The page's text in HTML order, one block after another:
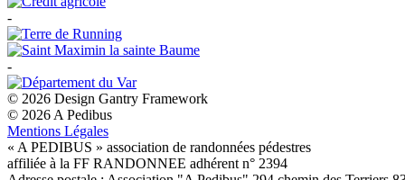
-
-
© 2026 Design Gantry Framework
© 2026 A Pedibus
Mentions Légales
« A PEDIBUS » association de randonnées pédestres
affiliée à la FF RANDONNEE adhérent n° 2394